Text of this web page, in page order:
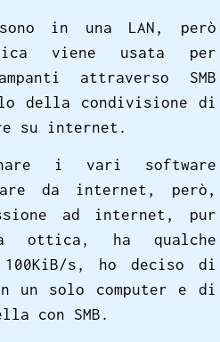
in una LAN, però
viene usata per
attraverso SMB
della condivisione di
su internet.
i vari software
da internet, però,
ad internet, pur
ottica, ha qualche
s, ho deciso di
un solo computer e di
con SMB.